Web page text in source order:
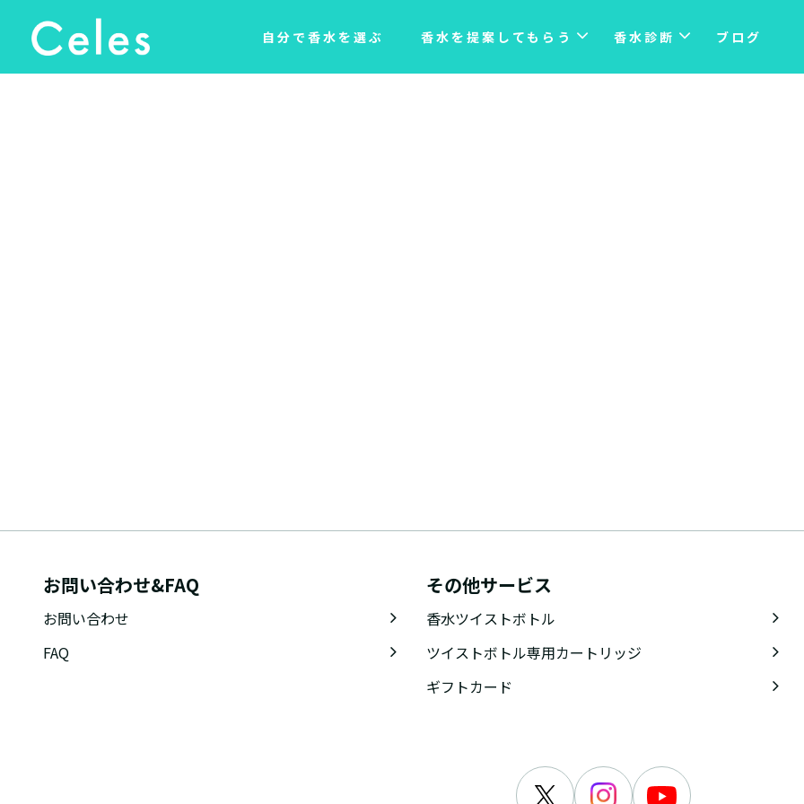
自分で香水を選ぶ 香水を提案してもらう 香水診断 ブログ
お問い合わせ&FAQ
お問い合わせ
FAQ
その他サービス
香水ツイストボトル
ツイストボトル専用カートリッジ
ギフトカード